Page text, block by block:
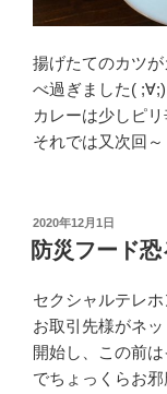
揚げたてのカツ
べ過ぎました( ;∀;)
カレーは少しピリ
それでは又次回～
投
稿
日:
2020年12月1日
防災フード恐
セクシャルテレホ
お取引先様がネ
開始し、この前
でちょっくらお邪